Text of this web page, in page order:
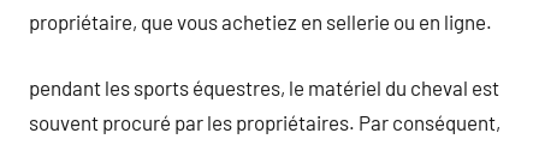
propriétaire, que vous achetiez en sellerie ou en ligne.
pendant les sports équestres, le matériel du cheval est
souvent procuré par les propriétaires. Par conséquent,